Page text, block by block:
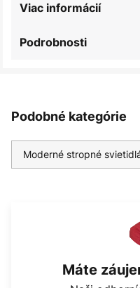
Podrobnosti
Viac informácií
Podobné kategórie
Moderné stropné
Máte